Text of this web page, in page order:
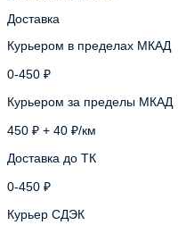
Доставка
Курьером в пределах МКАД
0-450 ₽
Курьером за пределы МКАД
450 ₽ + 40 ₽/км
Доставка до ТК
0-450 ₽
Курьер СДЭК